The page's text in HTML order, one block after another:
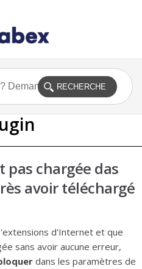
pas chargée das
avoir téléchargé
d'Internet et que
sans avoir aucune erreur,
dans les paramètres de